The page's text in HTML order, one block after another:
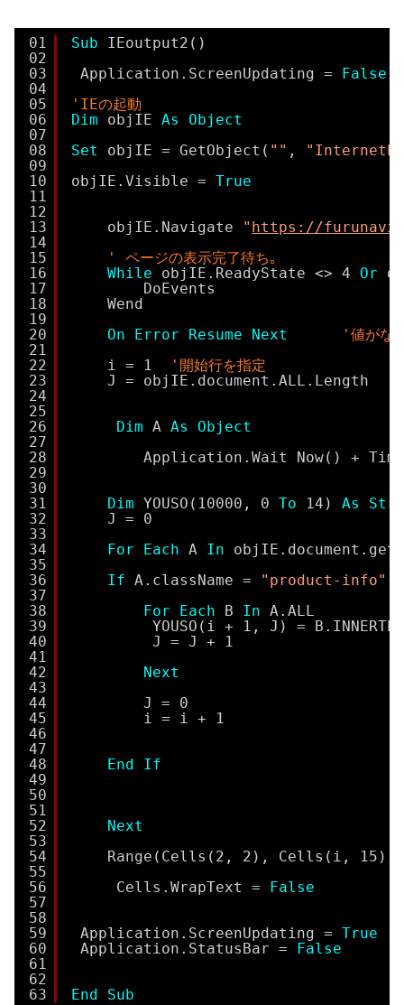
01
02
03
04
05
06
07
08
09
10
11
12
13
14
15
16
17
18
19
20
21
22
23
24
25
26
27
28
29
30
31
32
33
34
35
36
37
38
39
40
41
42
43
44
45
46
47
48
49
50
51
52
53
54
55
56
57
58
59
60
61
62
63
Sub
IEoutput2()
Application.ScreenUpdating =
False
'IEの起動
Dim
objIE As
Object
Set
objIE = GetObject( "" ,
objIE.Visible = True
objIE.Navigate " https://
' ページの表示完了待ち｡
While
objIE.ReadyState <> 4 Or
DoEvents
Wend
On
Error Resume Next
'値がな
i = 1
'開始行を指定
J = objIE.document.ALL.Length
Dim A As
Object
Application.Wait Now() +
Dim YOUSO(10000, 0 To 14) As
J = 0
For
Each A In
If A.className = "product-info"
For
Each B In A.ALL
YOUSO(i + 1, J) =
J = J + 1
Next
J = 0
i = i + 1
End If
Next
Range(Cells(2, 2), Cells(i, 15)) =
Cells.WrapText =
False
Application.ScreenUpdating = True
Application.StatusBar =
False
End Sub